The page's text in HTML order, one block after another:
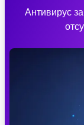
Антивирус